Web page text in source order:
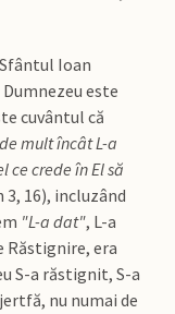
Ioan
este
cuvântul că
mult încât L-a
ce crede în El să
3, 16), incluzând
"L-a dat", L-a
Răstignire, era
S-a răstignit, S-a
nu numai de